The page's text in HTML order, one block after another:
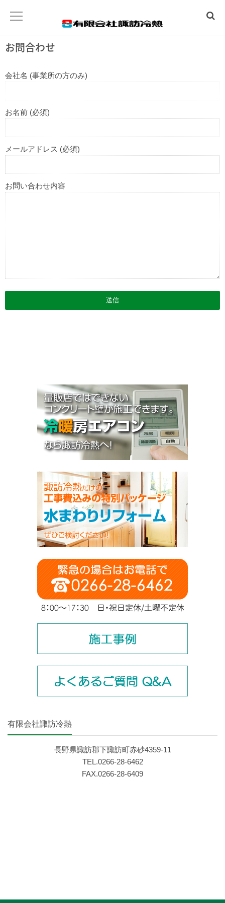
冷暖房工事
温泉工事
会社概要
Q&A
お問合わせ
会社名 (事業所の方のみ)
お名前 (必須)
メールアドレス (必須)
お問い合わせ内容
有限会社諏訪冷熱
長野県諏訪郡下諏訪町赤砂4359‐11
TEL.0266‐28‐6462
FAX.0266‐28‐6409